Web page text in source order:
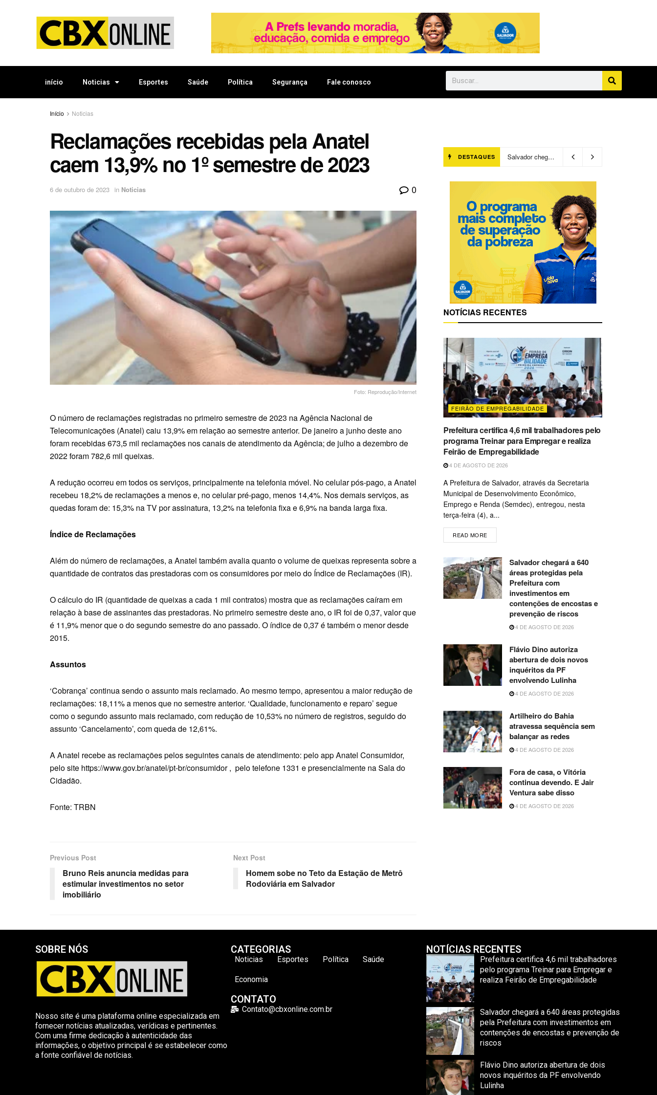
início Noticias Esportes Saúde Política Segurança Fale conosco
Início Noticias
Reclamações recebidas pela Anatel
caem 13,9% no 1º semestre de 2023
6 de outubro de 2023 in Noticias 0
Foto: Reprodução/Internet
O número de reclamações registradas no primeiro semestre de 2023 na Agência Nacional de
Telecomunicações (Anatel) caiu 13,9% em relação ao semestre anterior. De janeiro a junho deste ano
foram recebidas 673,5 mil reclamações nos canais de atendimento da Agência; de julho a dezembro de
2022 foram 782,6 mil queixas.
A redução ocorreu em todos os serviços, principalmente na telefonia móvel. No celular pós-pago, a Anatel
recebeu 18,2% de reclamações a menos e, no celular pré-pago, menos 14,4%. Nos demais serviços, as
quedas foram de: 15,3% na TV por assinatura, 13,2% na telefonia fixa e 6,9% na banda larga fixa.
Índice de Reclamações
Além do número de reclamações, a Anatel também avalia quanto o volume de queixas representa sobre a
quantidade de contratos das prestadoras com os consumidores por meio do Índice de Reclamações (IR).
O cálculo do IR (quantidade de queixas a cada 1 mil contratos) mostra que as reclamações caíram em
relação à base de assinantes das prestadoras. No primeiro semestre deste ano, o IR foi de 0,37, valor que
é 11,9% menor que o do segundo semestre do ano passado. O índice de 0,37 é também o menor desde
2015.
Assuntos
‘Cobrança’ continua sendo o assunto mais reclamado. Ao mesmo tempo, apresentou a maior redução de
reclamações: 18,11% a menos que no semestre anterior. ‘Qualidade, funcionamento e reparo’ segue
como o segundo assunto mais reclamado, com redução de 10,53% no número de registros, seguido do
assunto ‘Cancelamento’, com queda de 12,61%.
A Anatel recebe as reclamações pelos seguintes canais de atendimento: pelo app Anatel Consumidor,
pelo site https://www.gov.br/anatel/pt-br/consumidor, pelo telefone 1331 e presencialmente na Sala do
Cidadão.
Fonte: TRBN
Previous Post
Bruno Reis anuncia medidas para
estimular investimentos no setor
imobiliário
Next Post
Homem sobe no Teto da Estação de Metrô
Rodoviária em Salvador
DESTAQUES Salvador chegará a 640 áreas protegidas pela Prefeitura com investimentos em contenções de encostas e prevenção de riscos
NOTÍCIAS RECENTES
FEIRÃO DE EMPREGABILIDADE
Prefeitura certifica 4,6 mil trabalhadores pelo
programa Treinar para Empregar e realiza
Feirão de Empregabilidade
4 DE AGOSTO DE 2026
A Prefeitura de Salvador, através da Secretaria
Municipal de Desenvolvimento Econômico,
Emprego e Renda (Semdec), entregou, nesta
terça-feira (4), a...
READ MORE
Salvador chegará a 640
áreas protegidas pela
Prefeitura com
investimentos em
contenções de encostas e
prevenção de riscos
4 DE AGOSTO DE 2026
Flávio Dino autoriza
abertura de dois novos
inquéritos da PF
envolvendo Lulinha
4 DE AGOSTO DE 2026
Artilheiro do Bahia
atravessa sequência sem
balançar as redes
4 DE AGOSTO DE 2026
Fora de casa, o Vitória
continua devendo. E Jair
Ventura sabe disso
4 DE AGOSTO DE 2026
SOBRE NÓS
Nosso site é uma plataforma online especializada em
fornecer notícias atualizadas, verídicas e pertinentes.
Com uma firme dedicação à autenticidade das
informações, o objetivo principal é se estabelecer como
a fonte confiável de notícias.
CATEGORIAS
Noticias Esportes Política Saúde
Economia
CONTATO
Contato@cbxonline.com.br
NOTÍCIAS RECENTES
Prefeitura certifica 4,6 mil trabalhadores
pelo programa Treinar para Empregar e
realiza Feirão de Empregabilidade
Salvador chegará a 640 áreas protegidas
pela Prefeitura com investimentos em
contenções de encostas e prevenção de
riscos
Flávio Dino autoriza abertura de dois
novos inquéritos da PF envolvendo
Lulinha